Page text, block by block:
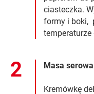
ciasteczka.
formy i boki,
temperaturze
Masa
Kremówkę